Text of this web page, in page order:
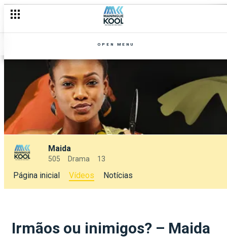
OPEN MENU
Maida
505 Drama 13
Página inicial Vídeos Notícias
Irmãos ou inimigos? – Maida